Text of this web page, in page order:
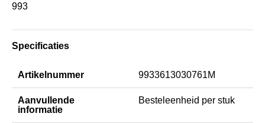
993
Specificaties
Artikelnummer 9933613030761M
Aanvullende
informatie
Besteleenheid per stuk